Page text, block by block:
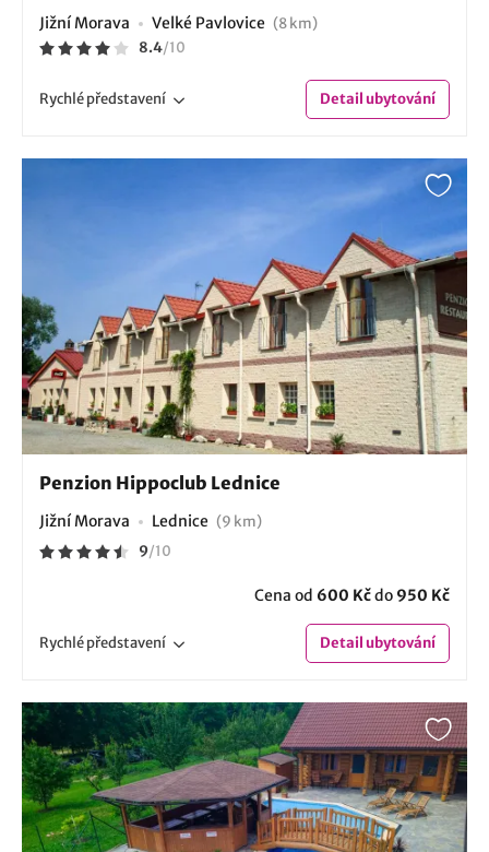
Jižní Morava Velké Pavlovice (8 km)
8.4/10
Rychlépředstavení Detailubytování
Penzion Hippoclub Lednice
Jižní Morava Lednice (9 km)
9/10
Cena od 600 Kčdo 950 Kč
Rychlépředstavení Detailubytování